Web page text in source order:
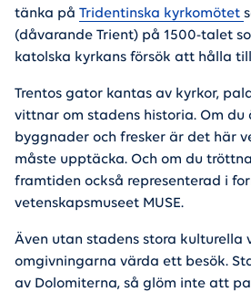
tänka på Tridentinska kyrkomötet
(dåvarande Trient) på 1500-talet
katolska kyrkans försök att hålla
Trentos gator kantas av kyrkor,
vittnar om stadens historia. Om du
byggnader och fresker är det här
måste upptäcka. Och om du
framtiden också representerad i
vetenskapsmuseet MUSE.
Även utan stadens stora kulturella
omgivningarna värda ett besök.
av Dolomiterna, så glöm inte att